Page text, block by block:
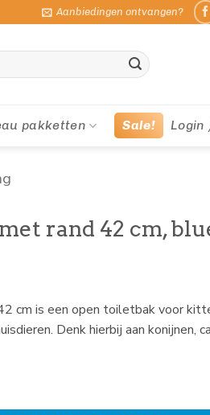
Aanbiedingen ontvangen?
pakketten Sale! Login
rand 42 cm,
cm is een open toiletbak voor
Denk hierbij aan konijnen,
berry aantal